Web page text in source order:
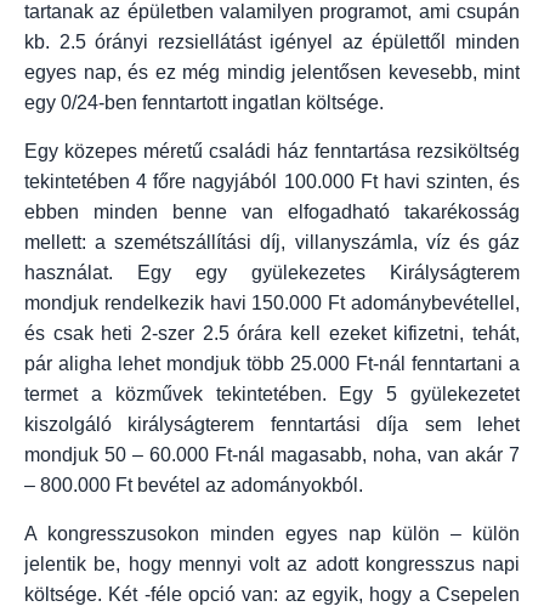
tartanak az épületben valamilyen programot, ami csupán
kb. 2.5 órányi rezsiellátást igényel az épülettől minden
egyes nap, és ez még mindig jelentősen kevesebb, mint
egy 0/24-ben fenntartott ingatlan költsége.
Egy közepes méretű családi ház fenntartása rezsiköltség
tekintetében 4 főre nagyjából 100.000 Ft havi szinten, és
ebben minden benne van elfogadható takarékosság
mellett: a szemétszállítási díj, villanyszámla, víz és gáz
használat. Egy egy gyülekezetes Királyságterem
mondjuk rendelkezik havi 150.000 Ft adománybevétellel,
és csak heti 2-szer 2.5 órára kell ezeket kifizetni, tehát,
pár aligha lehet mondjuk több 25.000 Ft-nál fenntartani a
termet a közművek tekintetében. Egy 5 gyülekezetet
kiszolgáló királyságterem fenntartási díja sem lehet
mondjuk 50 – 60.000 Ft-nál magasabb, noha, van akár 7
– 800.000 Ft bevétel az adományokból.
A kongresszusokon minden egyes nap külön – külön
jelentik be, hogy mennyi volt az adott kongresszus napi
költsége. Két -féle opció van: az egyik, hogy a Csepelen